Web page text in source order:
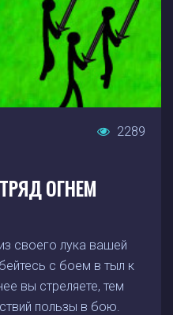
2289
ОГНЕМ
своего лука вашей
с боем в тыл к
вы стреляете, тем
пользы в бою.